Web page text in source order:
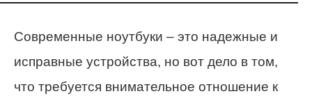
Современные ноутбуки – это надежные и
исправные устройства, но вот дело в том,
что требуется внимательное отношение к